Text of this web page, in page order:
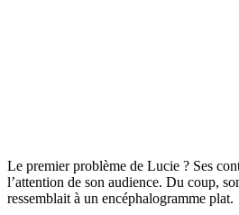
Le premier problème de Lucie ? Ses
l’attention de son audience. Du coup,
ressemblait à un encéphalogramme plat.